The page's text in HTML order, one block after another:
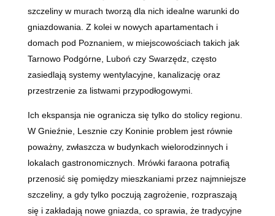
szczeliny w murach tworzą dla nich idealne warunki do
gniazdowania. Z kolei w nowych apartamentach i
domach pod Poznaniem, w miejscowościach takich jak
Tarnowo Podgórne, Luboń czy Swarzędz, często
zasiedlają systemy wentylacyjne, kanalizację oraz
przestrzenie za listwami przypodłogowymi.
Ich ekspansja nie ogranicza się tylko do stolicy regionu.
W Gnieźnie, Lesznie czy Koninie problem jest równie
poważny, zwłaszcza w budynkach wielorodzinnych i
lokalach gastronomicznych. Mrówki faraona potrafią
przenosić się pomiędzy mieszkaniami przez najmniejsze
szczeliny, a gdy tylko poczują zagrożenie, rozpraszają
się i zakładają nowe gniazda, co sprawia, że tradycyjne